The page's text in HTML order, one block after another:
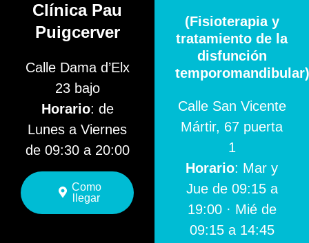
Clínica Pau
Puigcerver
Calle Dama d’Elx
23 bajo
Horario: de
Lunes a Viernes
de 09:30 a 20:00
Como
llegar
(Fisioterapia y
tratamiento de la
disfunción
temporomandibular)
Calle San Vicente
Mártir, 67 puerta
1
Horario: Mar y
Jue de 09:15 a
19:00 · Mié de
09:15 a 14:45